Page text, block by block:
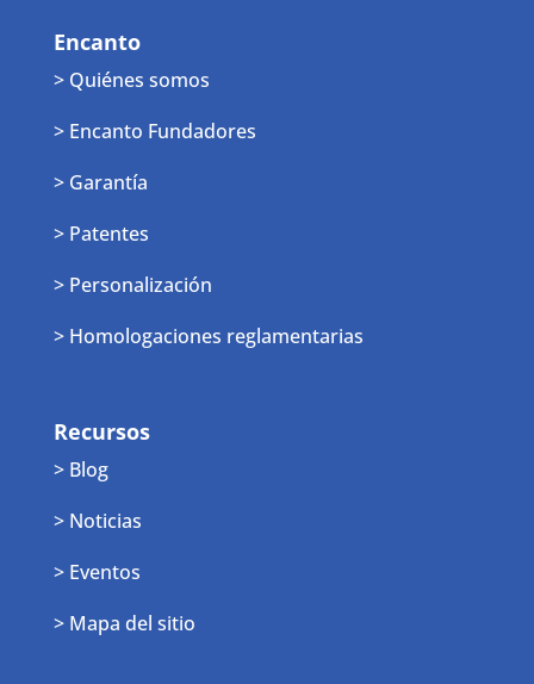
Encanto
> Quiénes somos
> Encanto Fundadores
> Garantía
> Patentes
> Personalización
> Homologaciones reglamentarias
Recursos
> Blog
> Noticias
> Eventos
> Mapa del sitio